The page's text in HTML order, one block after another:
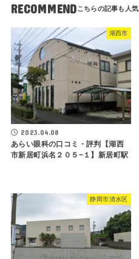
RECOMMEND
湖西市
2023.04.08
あらい眼科の口コミ・評判【湖西
市新居町浜名２０５−１】新居町駅
静岡市清水区